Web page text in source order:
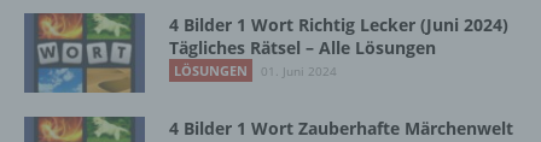
4 Bilder 1 Wort Richtig Lecker (Juni 2024)
Tägliches Rätsel – Alle Lösungen
LÖSUNGEN 01. Juni 2024
4 Bilder 1 Wort Zauberhafte Märchenwelt
Markierung gespeicherter
personenbezogener Daten mit dem Ziel, ihre
künftige Verarbeitung einzuschränken.